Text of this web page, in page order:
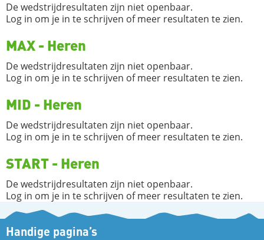
De wedstrijdresultaten zijn niet openbaar.
Log in om je in te schrijven of meer resultaten te zien.
MAX - Heren
De wedstrijdresultaten zijn niet openbaar.
Log in om je in te schrijven of meer resultaten te zien.
MID - Heren
De wedstrijdresultaten zijn niet openbaar.
Log in om je in te schrijven of meer resultaten te zien.
START - Heren
De wedstrijdresultaten zijn niet openbaar.
Log in om je in te schrijven of meer resultaten te zien.
Handige pagina’s